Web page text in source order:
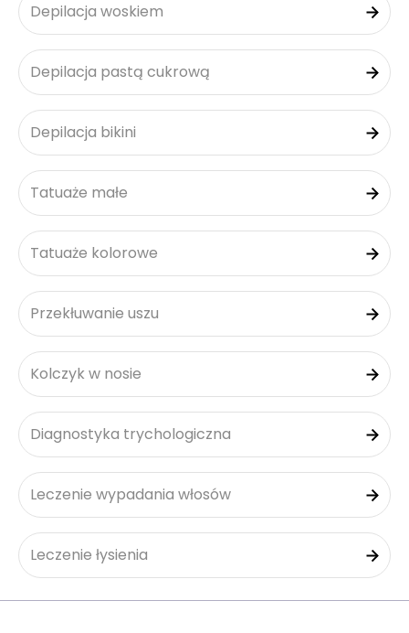
Depilacja woskiem
Depilacja pastą cukrową
Depilacja bikini
Tatuaże małe
Tatuaże kolorowe
Przekłuwanie uszu
Kolczyk w nosie
Diagnostyka trychologiczna
Leczenie wypadania włosów
Leczenie łysienia